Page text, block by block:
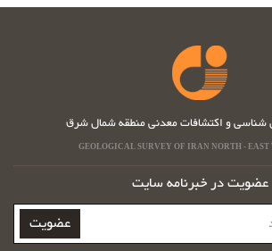
شناسی و اکتشافات معدنی منطقه شمال شرق
GEOLOGICAL SURVEY OF IRAN NORTH - EAST
عضویت در خبرنامه سایت
عضویت